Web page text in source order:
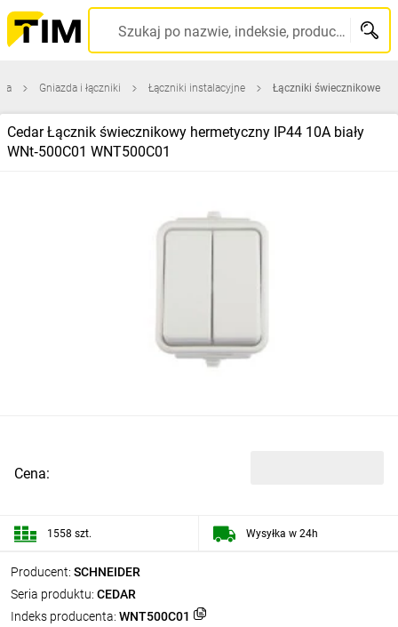
Szukaj po nazwie, indeksie, producencie, kodzie kreskowym...
Gniazda i łączniki Łączniki instalacyjne Łączniki świecznikowe
Cedar Łącznik świecznikowy hermetyczny IP44 10A biały
WNt‑500C01 WNT500C01
Producent: SCHNEIDER
Seria produktu: CEDAR
Indeks producenta: WNT500C01
Cena:
1558 szt. Wysyłka w 24h